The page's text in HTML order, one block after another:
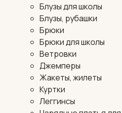
Блузы для школы
Блузы, рубашки
Брюки
Брюки для школы
Ветровки
Джемперы
Жакеты, жилеты
Куртки
Леггинсы